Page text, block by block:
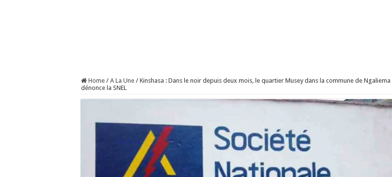
Home / A La Une / Kinshasa : Dans le noir depuis deux mois, le quartier Musey dans la commune de Ngaliema
dénonce la SNEL